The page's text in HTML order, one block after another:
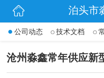
公司动态 技术文档
沧州淼鑫常年供应新